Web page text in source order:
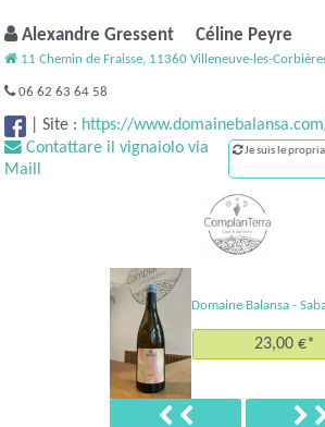
Alexandre Gressent Céline Peyre
11 Chemin de Fraisse, 11360 Villeneuve-les-
06 62 63 64 58
|Site : https://
Contattare il vignaiolo via
Maill
Je suis le
Domaine Balansa -
23,00 €*
Précédent